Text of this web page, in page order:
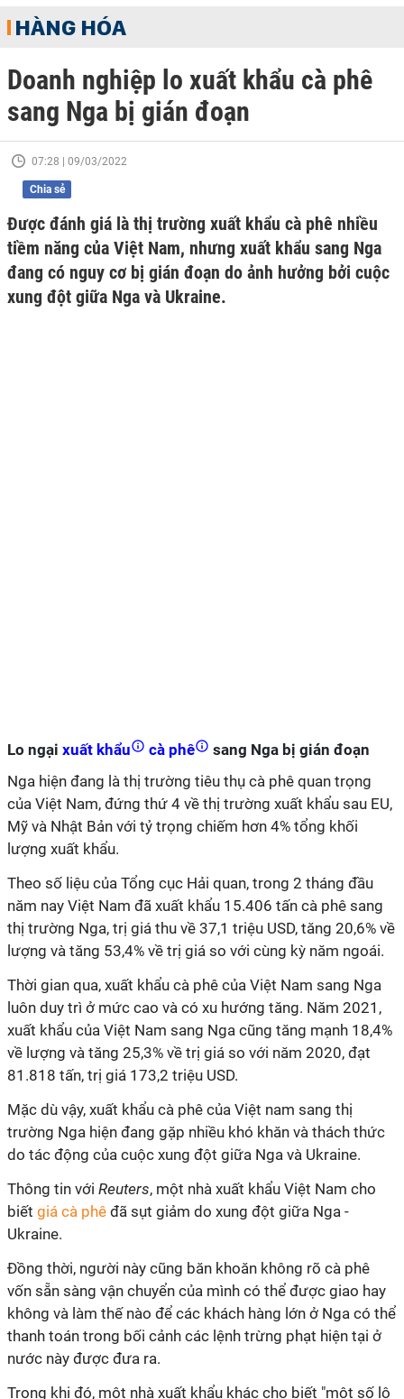
HÀNG HÓA
Doanh nghiệp lo xuất khẩu cà phê
sang Nga bị gián đoạn
07:28 | 09/03/2022
Chia sẻ
Được đánh giá là thị trường xuất khẩu cà phê nhiều
tiềm năng của Việt Nam, nhưng xuất khẩu sang Nga
đang có nguy cơ bị gián đoạn do ảnh hưởng bởi cuộc
xung đột giữa Nga và Ukraine.
Lo ngại xuất khẩu cà phê
sang Nga bị gián đoạn
Nga hiện đang là thị trường tiêu thụ cà phê quan trọng
của Việt Nam, đứng thứ 4 về thị trường xuất khẩu sau EU,
Mỹ và Nhật Bản với tỷ trọng chiếm hơn 4% tổng khối
lượng xuất khẩu.
Theo số liệu của Tổng cục Hải quan, trong 2 tháng đầu
năm nay Việt Nam đã xuất khẩu 15.406 tấn cà phê sang
thị trường Nga, trị giá thu về 37,1 triệu USD, tăng 20,6% về
lượng và tăng 53,4% về trị giá so với cùng kỳ năm ngoái.
Thời gian qua, xuất khẩu cà phê của Việt Nam sang Nga
luôn duy trì ở mức cao và có xu hướng tăng. Năm 2021,
xuất khẩu của Việt Nam sang Nga cũng tăng mạnh 18,4%
về lượng và tăng 25,3% về trị giá so với năm 2020, đạt
81.818 tấn, trị giá 173,2 triệu USD.
Mặc dù vậy, xuất khẩu cà phê của Việt nam sang thị
trường Nga hiện đang gặp nhiều khó khăn và thách thức
do tác động của cuộc xung đột giữa Nga và Ukraine.
Thông tin với Reuters, một nhà xuất khẩu Việt Nam cho
biết giá cà phê đã sụt giảm do xung đột giữa Nga -
Ukraine.
Đồng thời, người này cũng băn khoăn không rõ cà phê
vốn sẵn sàng vận chuyển của mình có thể được giao hay
không và làm thế nào để các khách hàng lớn ở Nga có thể
thanh toán trong bối cảnh các lệnh trừng phạt hiện tại ở
nước này được đưa ra.
Trong khi đó, một nhà xuất khẩu khác cho biết "một số lô